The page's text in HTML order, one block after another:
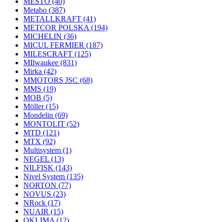
Metabo (387)
METALLKRAFT (41)
METCOR POLSKA (194)
MICHELIN (36)
MICUL FERMIER (187)
MILESCRAFT (125)
MIlwaukee (831)
Mirka (42)
MMOTORS JSC (68)
MMS (19)
MOB (5)
Möller(15)
Mondelin (69)
MONTOLIT (52)
MTD (121)
MTX (92)
Multisystem (1)
NEGEL (13)
NILFISK (143)
Nivel System (135)
NORTON (77)
NOVUS (23)
NRock (17)
NUAIR (15)
OKLIMA (12)